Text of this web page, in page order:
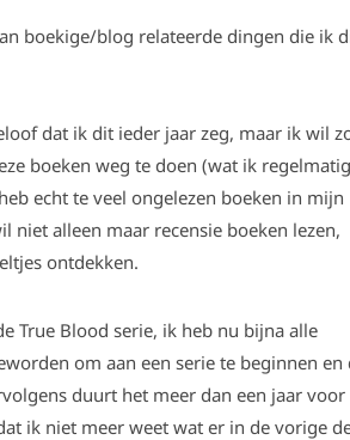
boekige/blog relateerde dingen die ik
dat ik dit ieder jaar zeg, maar ik wil
boeken weg te doen (wat ik regelmatig
echt te veel ongelezen boeken in mijn
niet alleen maar recensie boeken lezen,
ontdekken.
True Blood serie, ik heb nu bijna alle
om aan een serie te beginnen en
duurt het meer dan een jaar voor
ik niet meer weet wat er in de vorige